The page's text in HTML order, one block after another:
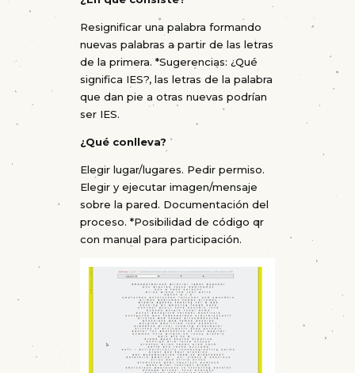
Resignificar una palabra formando
nuevas palabras a partir de las letras
de la primera. *Sugerencias: ¿Qué
significa IES?, las letras de la palabra
que dan pie a otras nuevas podrían
ser IES.
¿Qué conlleva?
Elegir lugar/lugares. Pedir permiso.
Elegir y ejecutar imagen/mensaje
sobre la pared. Documentación del
proceso. *Posibilidad de código qr
con manual para participación.